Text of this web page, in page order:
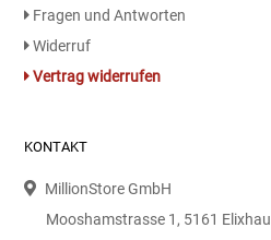
Fragen und Antworten
Widerruf
Vertrag widerrufen
KONTAKT
MillionStore GmbH
Mooshamstrasse 1, 5161